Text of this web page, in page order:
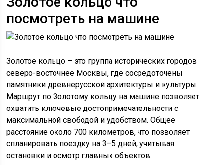
посмотреть на машине
Золотое кольцо – это группа исторических городов
северо-восточнее Москвы, где сосредоточены
памятники древнерусской архитектуры и культуры.
Маршрут по Золотому кольцу на машине позволяет
охватить ключевые достопримечательности с
максимальной свободой и удобством. Общее
расстояние около 700 километров, что позволяет
спланировать поездку на 3–5 дней, учитывая
остановки и осмотр главных объектов.